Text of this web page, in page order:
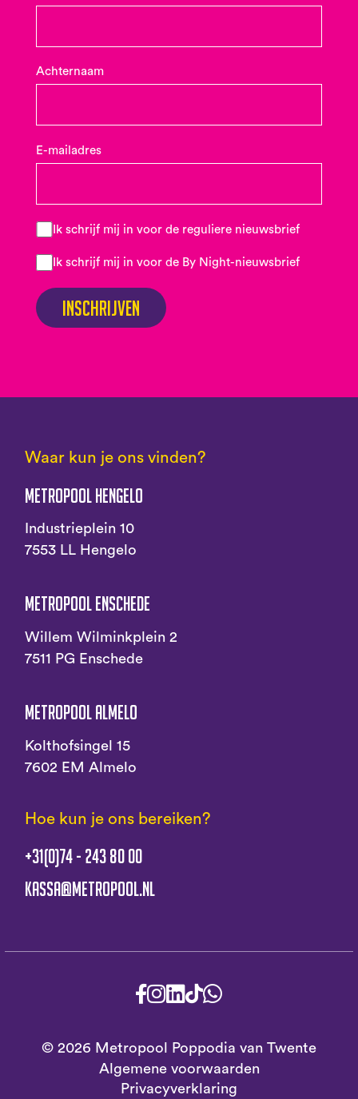
Achternaam
E-mailadres
Ik schrijf mij in voor de reguliere nieuwsbrief
Ik schrijf mij in voor de By Night-nieuwsbrief
Inschrijven
Waar kun je ons vinden?
Metropool Hengelo
Industrieplein 10
7553 LL Hengelo
Metropool Enschede
Willem Wilminkplein 2
7511 PG Enschede
Metropool Almelo
Kolthofsingel 15
7602 EM Almelo
Hoe kun je ons bereiken?
+31(0)74 - 243 80 00
kassa@metropool.nl
© 2026 Metropool Poppodia van Twente
Algemene voorwaarden
Privacyverklaring